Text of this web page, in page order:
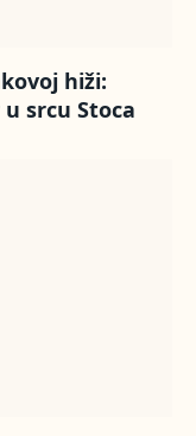
hiži:
srcu Stoca